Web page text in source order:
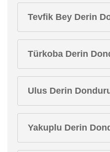
Tevfik Bey Derin
Türkoba Derin
Ulus Derin
Yakuplu Derin